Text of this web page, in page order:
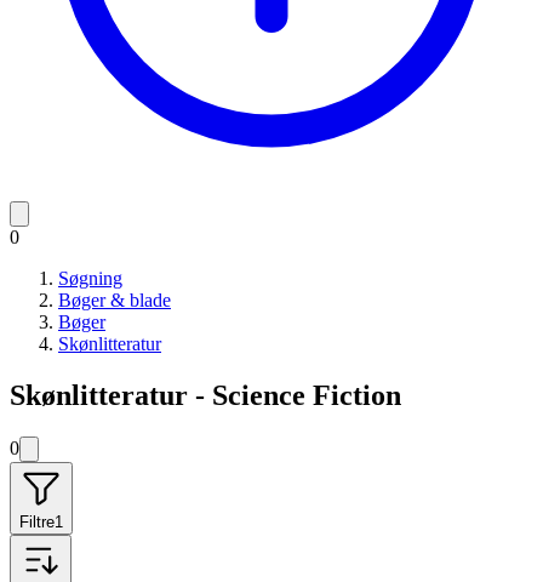
0
Søgning
Bøger & blade
Bøger
Skønlitteratur
Skønlitteratur - Science Fiction
0
Filtre1